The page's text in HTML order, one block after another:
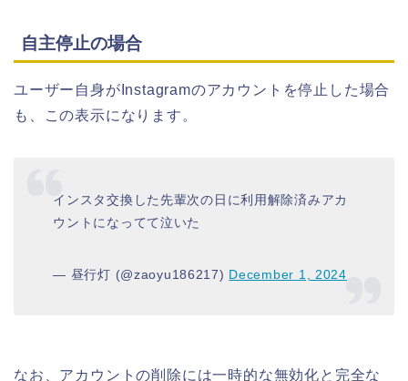
自主停止の場合
ユーザー自身がInstagramのアカウントを停止した場合
も、この表示になります。
インスタ交換した先輩次の日に利用解除済みアカ
ウントになってて泣いた
— 昼行灯 (@zaoyu186217) December 1, 2024
なお、アカウントの削除には一時的な無効化と完全な